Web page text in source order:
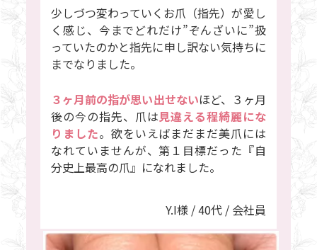
少しづつ変わっていくお爪（指先）が愛し
く感じ、今までどれだけ”ぞんざいに”扱
っていたのかと指先に申し訳ない気持ちに
までなりました。
３ヶ月前の指が思い出せないほど、３ヶ月
後の今の指先、爪は見違える程綺麗にな
りました。欲をいえばまだまだ美爪には
なれていませんが、第１目標だった『自
分史上最高の爪』になれました。
Y.I様 / 40代 / 会社員